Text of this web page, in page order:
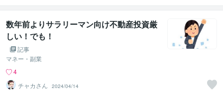
数年前よりサラリーマン向け不動産投資厳
しい！でも！
記事
マネー・副業
4
チャカさん
2024/04/14